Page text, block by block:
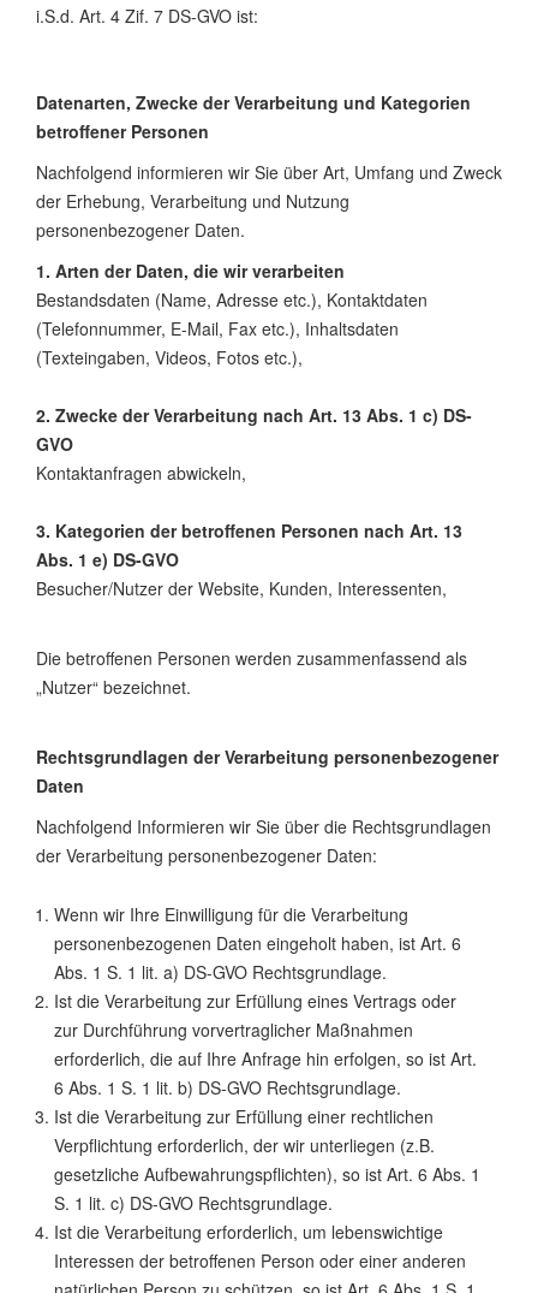
i.S.d. Art. 4 Zif. 7 DS-GVO ist:
Datenarten, Zwecke der Verarbeitung und Kategorien
betroffener Personen
Nachfolgend informieren wir Sie über Art, Umfang und Zweck
der Erhebung, Verarbeitung und Nutzung
personenbezogener Daten.
1. Arten der Daten, die wir verarbeiten
Bestandsdaten (Name, Adresse etc.), Kontaktdaten
(Telefonnummer, E-Mail, Fax etc.), Inhaltsdaten
(Texteingaben, Videos, Fotos etc.),
2. Zwecke der Verarbeitung nach Art. 13 Abs. 1 c) DS-
GVO
Kontaktanfragen abwickeln,
3. Kategorien der betroffenen Personen nach Art. 13
Abs. 1 e) DS-GVO
Besucher/Nutzer der Website, Kunden, Interessenten,
Die betroffenen Personen werden zusammenfassend als
„Nutzer“ bezeichnet.
Rechtsgrundlagen der Verarbeitung personenbezogener
Daten
Nachfolgend Informieren wir Sie über die Rechtsgrundlagen
der Verarbeitung personenbezogener Daten:
Wenn wir Ihre Einwilligung für die Verarbeitung
personenbezogenen Daten eingeholt haben, ist Art. 6
Abs. 1 S. 1 lit. a) DS-GVO Rechtsgrundlage.
Ist die Verarbeitung zur Erfüllung eines Vertrags oder
zur Durchführung vorvertraglicher Maßnahmen
erforderlich, die auf Ihre Anfrage hin erfolgen, so ist Art.
6 Abs. 1 S. 1 lit. b) DS-GVO Rechtsgrundlage.
Ist die Verarbeitung zur Erfüllung einer rechtlichen
Verpflichtung erforderlich, der wir unterliegen (z.B.
gesetzliche Aufbewahrungspflichten), so ist Art. 6 Abs. 1
S. 1 lit. c) DS-GVO Rechtsgrundlage.
Ist die Verarbeitung erforderlich, um lebenswichtige
Interessen der betroffenen Person oder einer anderen